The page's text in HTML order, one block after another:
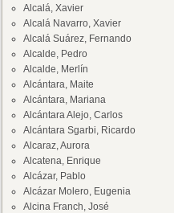
Alcalá, Xavier
Alcalá Navarro, Xavier
Alcalá Suárez, Fernando
Alcalde, Pedro
Alcalde, Merlín
Alcántara, Maite
Alcántara, Mariana
Alcántara Alejo, Carlos
Alcántara Sgarbi, Ricardo
Alcaraz, Aurora
Alcatena, Enrique
Alcázar, Pablo
Alcázar Molero, Eugenia
Alcina Franch, José